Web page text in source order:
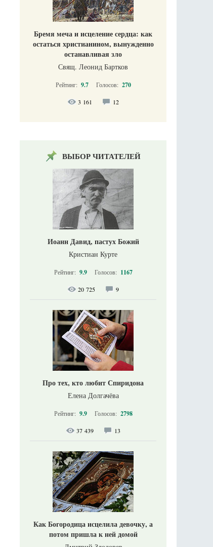
Бремя меча и исцеление сердца: как
остаться христианином, вынужденно
останавливая зло
Свящ. Леонид Бартков
Рейтинг: 9.7 Голосов: 270
3 161 12
ВЫБОР ЧИТАТЕЛЕЙ
Иоанн Давид, пастух Божий
Кристиан Курте
Рейтинг: 9.9 Голосов: 1167
20 725 9
Про тех, кто любит Спиридона
Елена Долгачёва
Рейтинг: 9.9 Голосов: 2798
37 439 13
Как Богородица исцелила девочку, а
потом пришла к ней домой